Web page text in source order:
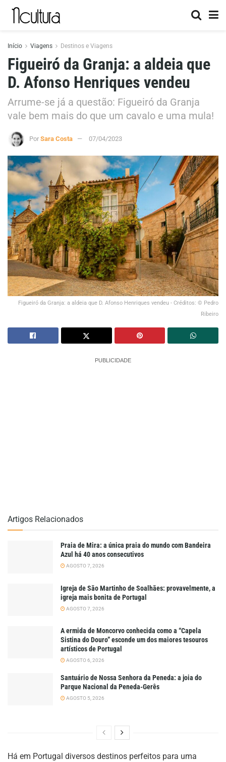
Início Viagens Destinos e Viagens
Figueiró da Granja: a aldeia que
D. Afonso Henriques vendeu
Arrume-se já a questão: Figueiró da Granja
vale bem mais do que um cavalo e uma mula!
Por Sara Costa 07/04/2023
Figueiró da Granja: a aldeia que D. Afonso Henriques vendeu - Créditos: © Pedro
Ribeiro
PUBLICIDADE
Artigos Relacionados
Praia de Mira: a única praia do mundo com Bandeira
Azul há 40 anos consecutivos
AGOSTO 7, 2026
Igreja de São Martinho de Soalhães: provavelmente, a
igreja mais bonita de Portugal
AGOSTO 7, 2026
A ermida de Moncorvo conhecida como a “Capela
Sistina do Douro” esconde um dos maiores tesouros
artísticos de Portugal
AGOSTO 6, 2026
Santuário de Nossa Senhora da Peneda: a joia do
Parque Nacional da Peneda-Gerês
AGOSTO 5, 2026
Há em Portugal diversos destinos perfeitos para uma